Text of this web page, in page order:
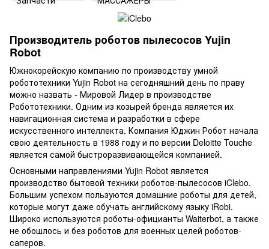
Производитель роботов пылесосов Yujin
Robot
Южнокорейскую компанию по производству умной
робототехники Yujin Robot на сегодняшний день по праву
можно назвать - Мировой Лидер в производстве
Робототехники. Одним из козырей бренда является их
навигационная система и разработки в сфере
искусственного интеллекта. Компания Юджин Робот начала
свою деятельность в 1988 году и по версии Deloitte Touche
является самой быстроразвивающейся компанией.
Основными направлениями Yujin Robot является
производство бытовой техники роботов-пылесосов iClebo.
Большим успехом пользуются домашние роботы для детей,
которые могут даже обучать английскому языку iRobi.
Широко используются роботы-официанты Waiterbot, а также
не обошлось и без роботов для военных целей роботов-
саперов.